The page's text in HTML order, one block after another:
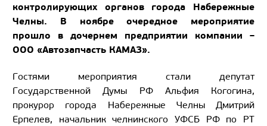
контролирующих органов города Набережные
Челны. В ноябре очередное мероприятие
прошло в дочернем предприятии компании –
ООО «Автозапчасть КАМАЗ».
Гостями мероприятия стали депутат
Государственной Думы РФ Альфия Когогина,
прокурор города Набережные Челны Дмитрий
Ерпелев, начальник челнинского УФСБ РФ по РТ